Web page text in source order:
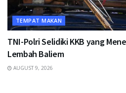
TEMPAT MAKAN
TNI-Polri Selidiki KKB yang
Lembah Baliem
AUGUST 9, 2026